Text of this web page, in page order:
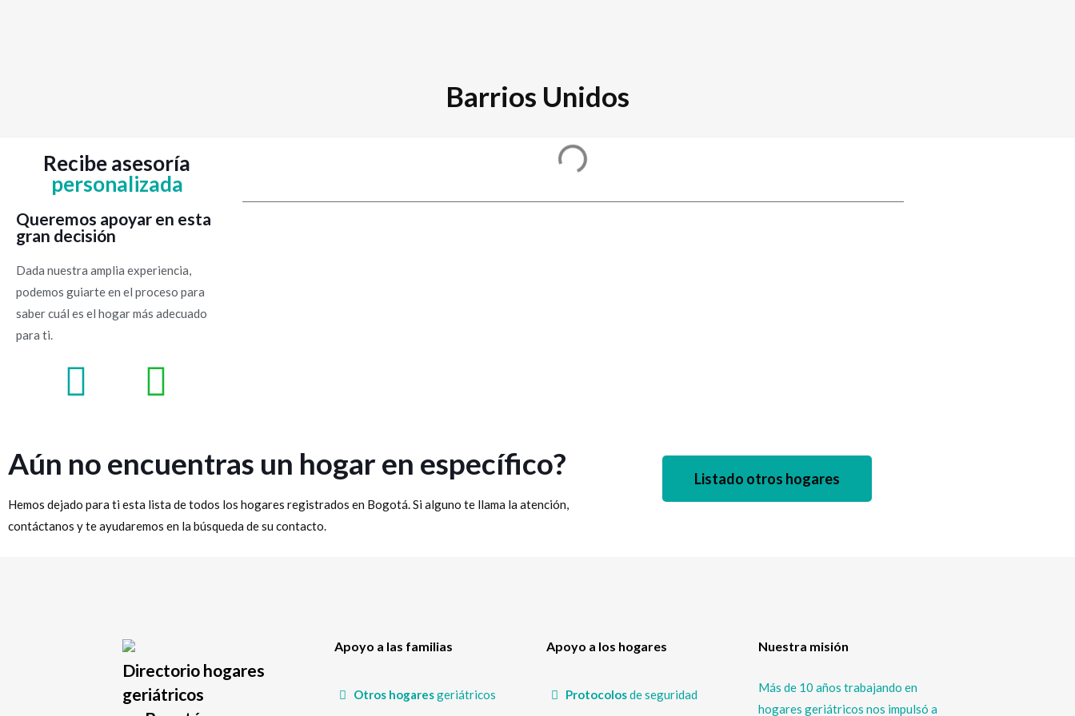
Barrios Unidos
Recibe asesoría
personalizada
Queremos apoyar en esta
gran decisión
Dada nuestra amplia experiencia,
podemos guiarte en el proceso para
saber cuál es el hogar más adecuado
para ti.
Aún no encuentras un hogar en específico?
Hemos dejado para ti esta lista de todos los hogares registrados en Bogotá. Si alguno te llama la atención,
contáctanos y te ayudaremos en la búsqueda de su contacto.
Listado otros hogares
Directorio hogares
geriátricos
Apoyo a las familias
Otros hogaresgeriátricos
Apoyo a los hogares
Protocolosde seguridad
Nuestra misión
Más de 10 años trabajando en
hogares geriátricos nos impulsó a